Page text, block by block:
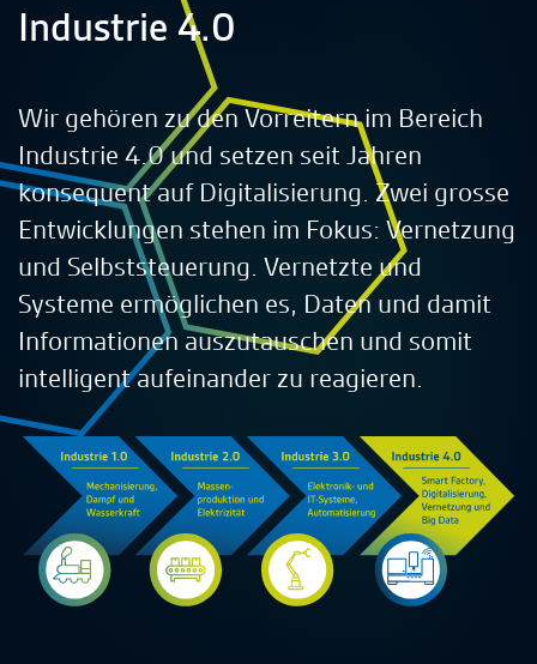
Industrie 4.0
Wir gehören zu den Vorreitern im Bereich
Industrie 4.0 und setzen seit Jahren
konsequent auf Digitalisierung. Zwei grosse
Entwicklungen stehen im Fokus: Vernetzung
und Selbststeuerung. Vernetzte und
Systeme ermöglichen es, Daten und damit
Informationen auszutauschen und somit
intelligent aufeinander zu reagieren.